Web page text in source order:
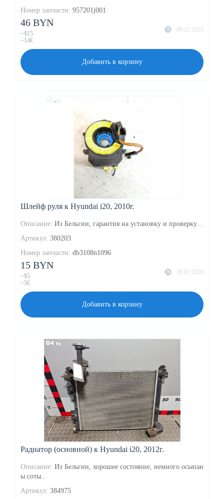
Номер запчасти: 957201j001
09.12.2025
46 BYN
~$15
~14€
Добавить в корзину
Шлейф руля к Hyundai i20, 2010г.
Описание: Из Бельгии, гарантия на установку и проверку...
Артикул: 380203
Номер запчасти: db3108n1096
28.02.2026
15 BYN
~$5
~5€
Добавить в корзину
Радиатор (основной) к Hyundai i20, 2012г.
Описание: Из Бельгии, хорошее состояние, немного осыпан
ы соты..
Артикул: 384975